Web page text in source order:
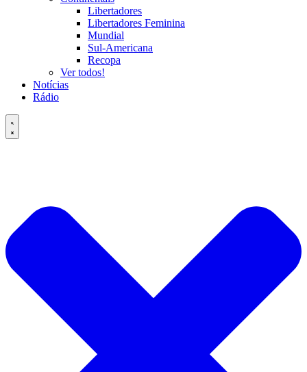
Libertadores
Libertadores Feminina
Mundial
Sul-Americana
Recopa
Ver todos!
Notícias
Rádio